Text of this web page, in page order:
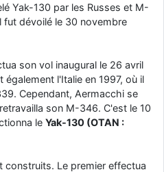
les accessoires de personne
et Singapour qui mettent le site
que j'étais resté dans le filtre…
Yak-130 par les Russes et M-
fut dévoilé le 30 novembre
son vol inaugural le 26 avril
l'Italie en 1997, où il
Cependant, Aermacchi se
son M-346. C'est le 10
le Yak-130 (OTAN :
construits. Le premier effectua